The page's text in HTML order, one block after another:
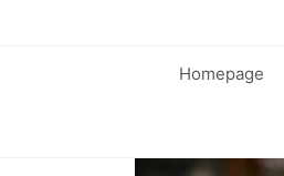
Homepage